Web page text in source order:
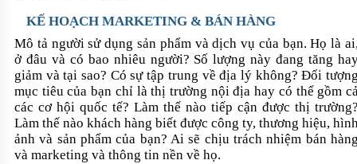
KẾ HOẠCH MARKETING & BÁN HÀNG
Mô tả người sử dụng sản phẩm và dịch vụ của bạn. Họ là
ở đâu và có bao nhiêu người? Số lượng này đang tăng
giảm và tại sao? Có sự tập trung về địa lý không? Đối
mục tiêu của bạn chỉ là thị trường nội địa hay có thể gồm
các cơ hội quốc tế? Làm thế nào tiếp cận được thị
Làm thế nào khách hàng biết được công ty, thương hiệu,
ảnh và sản phẩm của bạn? Ai sẽ chịu trách nhiệm bán
và marketing và thông tin nền về họ.